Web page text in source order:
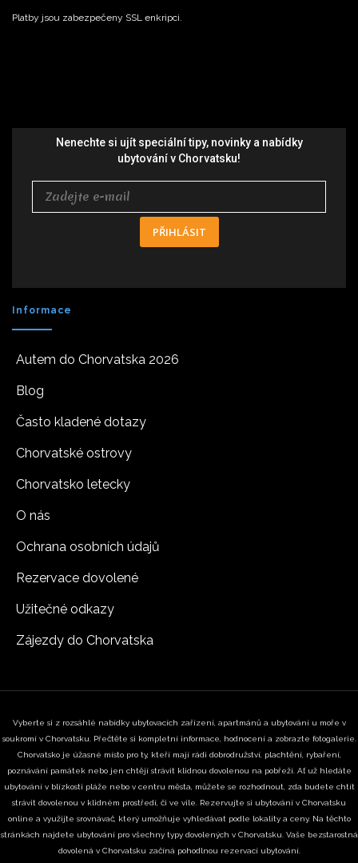
Platby jsou zabezpečeny SSL enkripci.
Nenechte si ujít speciální tipy, novinky a nabídky
ubytování v Chorvatsku!
PŘIHLÁSIT
Informace
Autem do Chorvatska 2026
Blog
Často kladené dotazy
Chorvatské ostrovy
Chorvatsko letecky
O nás
Ochrana osobních údajů
Rezervace dovolené
Užitečné odkazy
Zájezdy do Chorvatska
Vyberte si z rozsáhlé nabídky ubytovacích zařízení, apartmánů a ubytování u moře v
soukromí v Chorvatsku. Přečtěte si kompletní informace, hodnocení a zobrazte fotogalerie.
Chorvatsko je úžasné místo pro ty, kteří mají rádi dobrodružství, plachtění, rybaření,
poznávání památek nebo jen chtějí strávit klidnou dovolenou na pobřeží. Ať už hledáte
ubytování v blízkosti pláže nebo v centru města, můžete se rozhodnout, zda budete chtít
strávit dovolenou v klidném prostředí, či ve vile. Rezervujte si ubytování v Chorvatsku
online a využijte srovnávač, který umožňuje vyhledávat podle lokality a ceny. Na těchto
stránkách najdete ubytování pro všechny typy dovolených v Chorvatsku. Vaše bezstarostná
dovolená v Chorvatsku začíná pohodlnou rezervací ubytování.